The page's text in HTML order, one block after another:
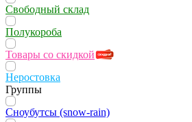
Свободный склад
Полукороба
Товары со скидкой
Неростовка
Группы
Сноубутсы (snow-rain)